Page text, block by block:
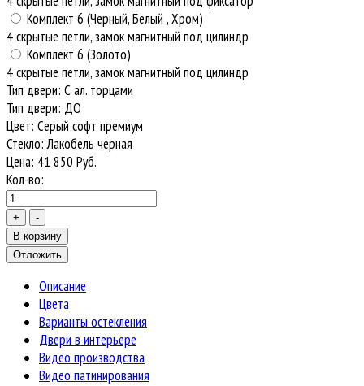
Комплект 6 (Черный, Белый , Хром)
4 скрытые петли, замок магнитный под цилиндр
Комплект 6 (Золото)
4 скрытые петли, замок магнитный под цилиндр
Тип двери: С ал. торцами
Тип двери: ДО
Цвет: Серый софт премиум
Стекло:Лакобель черная
Цена: 41 850 Руб.
Кол-во:
Описание
Цвета
Варианты остекления
Двери в интерьере
Видео производства
Видео патинирования